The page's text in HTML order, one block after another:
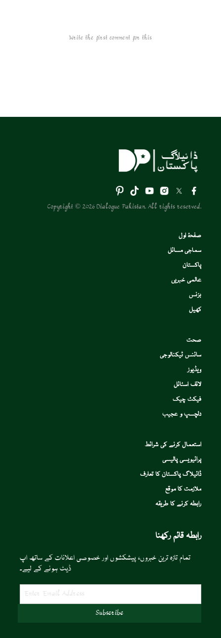
Write the first comment for this!
Copyright © 2026 Dialogue Pakistan. All rights reserved.
صفحۂ اول
سماجی مسائل
پاکستان
عالمی خبریں
بزنس
کھیل
صحت
سائنس ٹیکنالوجی
ویڈیوز
لائف اسٹائل
فیکٹ چیک
دلچسپ و عجیب
استعمال کرنے کی شرائط
پرائیویسی پالیسی
ڈائیلاگ پاکستان کا تعارف
ملازمت کا موقع
رابطہ کرنے کا طریقہ
رابطہ قائم رکھنا
تمام تازہ ترین خبروں، پیشکشوں اور خصوصی اعلانات کے ساتھ اپ
ڈیٹ ہونے کے لیے۔